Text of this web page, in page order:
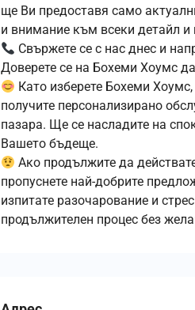
ще Ви предоставя само
и внимание към всеки детайл и
Свържете се с нас днес и
Доверете се на Бохеми Хоумс
Като изберете Бохеми
получите персонализирано
пазара. Ще се насладите на
Вашето бъдеще.
Ако продължите да
пропуснете най-добрите
изпитате разочарование и
продължителен процес без